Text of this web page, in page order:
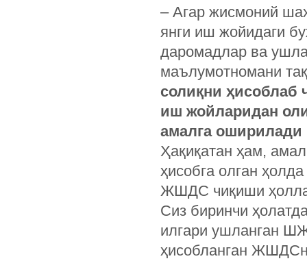
– Агар жисмоний
янги иш жойидаги
даромадлар ва
маълумотномани
солиқни ҳисоблаб
иш жойларидан
амалга оширилади
Ҳақиқатан ҳам,
ҳисобга олган
ЖШДС чиқиши
Сиз биринчи
илгари ушланган
ҳисобланган